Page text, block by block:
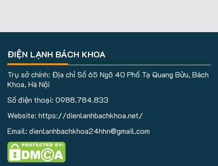
ĐIỆN LẠNH BÁCH KHOA
Trụ sở chính: Địa chỉ Số 65 Ngõ 40 Phố Tạ Quang Bửu, Bách
Khoa, Hà Nội
Số điện thoại: 0988.784.833
Website: https://dienlanhbachkhoa.net/
Email: dienlanhbachkhoa24hhn@gmail.com